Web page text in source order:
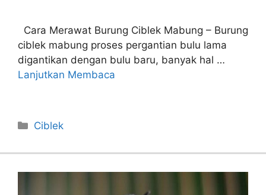
Cara Merawat Burung Ciblek Mabung – Burung
ciblek mabung proses pergantian bulu lama
digantikan dengan bulu baru, banyak hal …
Lanjutkan Membaca
Categories
Ciblek